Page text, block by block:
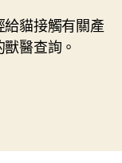
貓接觸有關產
醫查詢。